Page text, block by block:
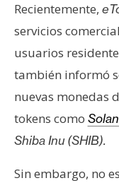
o
n
t
a
c
t
o
Recientemente,
servicios
usuarios
también informó
nuevas monedas
tokens como
Shiba Inu (SHIB).
Sin embargo, no